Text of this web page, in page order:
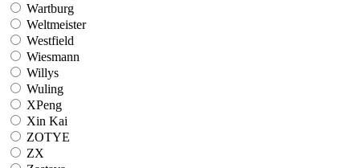
Wartburg
Weltmeister
Westfield
Wiesmann
Willys
Wuling
XPeng
Xin Kai
ZOTYE
ZX